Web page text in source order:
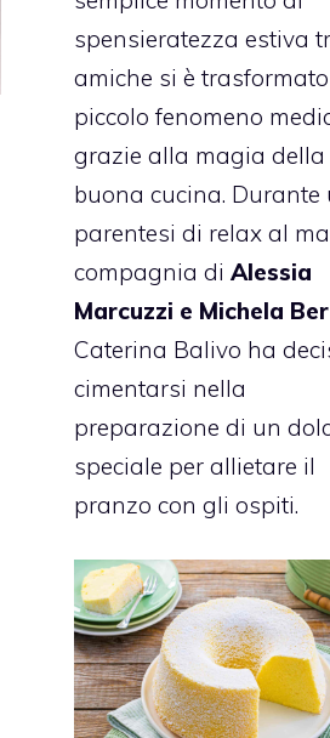
spensieratezza estiva
amiche si è
piccolo fenomeno
grazie alla magia della
buona cucina. Durante
parentesi di relax al
compagnia diAlessia
Marcuzzi e Michela
Caterina Balivo ha
cimentarsi nella
preparazione di un
speciale per allietare il
pranzo con gli ospiti.